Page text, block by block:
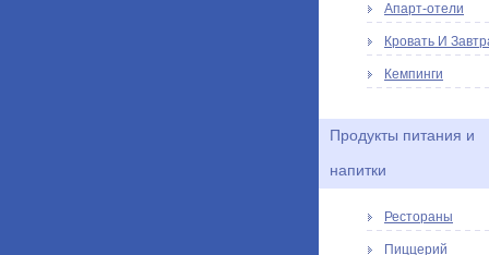
Апарт-отели
Кровать И
Кемпинги
Продукты питания и
напитки
Рестораны
Пиццерий